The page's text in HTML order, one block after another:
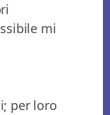
mi
per loro